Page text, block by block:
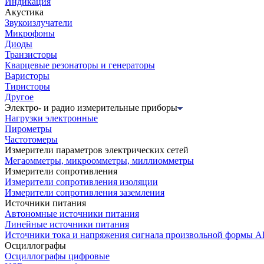
Акустика
Звукоизлучатели
Микрофоны
Диоды
Транзисторы
Кварцевые резонаторы и генераторы
Варисторы
Тиристоры
Другое
Электро- и радио измерительные приборы
Нагрузки электронные
Пирометры
Частотомеры
Измерители параметров электрических сетей
Мегаомметры, микроомметры, миллиомметры
Измерители сопротивления
Измерители сопротивления изоляции
Измерители сопротивления заземления
Источники питания
Автономные источники питания
Линейные источники питания
Источники тока и напряжения сигнала произвольной формы
Осциллографы
Осциллографы цифровые